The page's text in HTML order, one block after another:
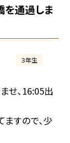
通過しま
３年生
せ、16:05出
すので、少